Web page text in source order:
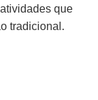
que
tradicional.